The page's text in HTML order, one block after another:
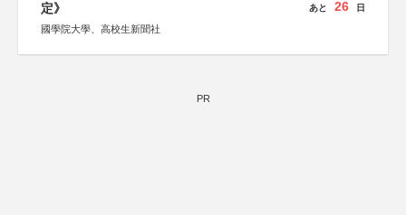
定》
國學院大學、高校生新聞社
あと 26 日
PR